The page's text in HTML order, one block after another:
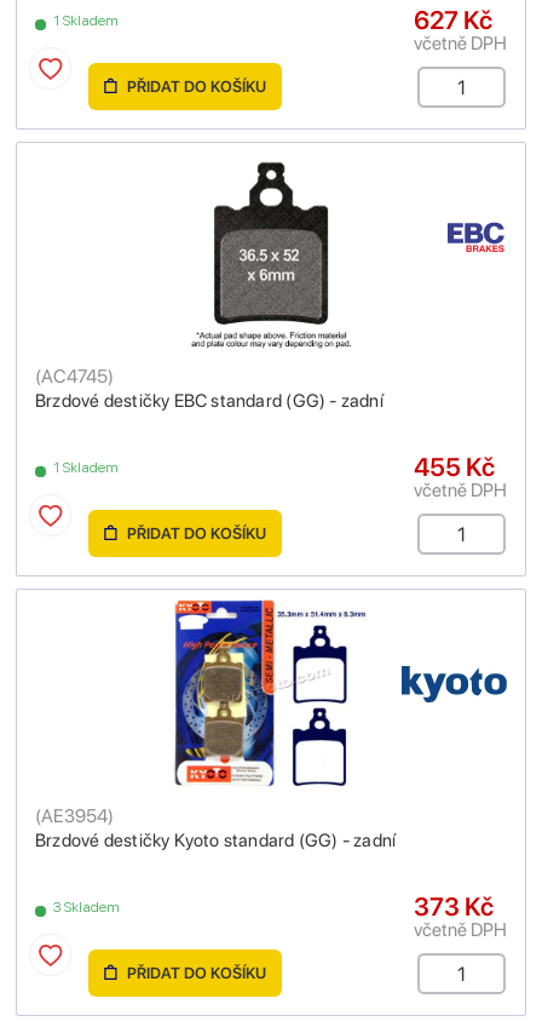
1 Skladem 627 Kč
včetně DPH
PŘIDAT DO KOŠÍKU
Brzdové destičky EBC standard (GG) - zadní
(AC4745)
1 Skladem 455 Kč
včetně DPH
PŘIDAT DO KOŠÍKU
Brzdové destičky Kyoto standard (GG) - zadní
(AE3954)
3 Skladem 373 Kč
včetně DPH
PŘIDAT DO KOŠÍKU